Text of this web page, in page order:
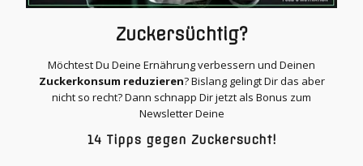
Zuckersüchtig?
Möchtest Du Deine Ernährung verbessern und Deinen
Zuckerkonsum reduzieren? Bislang gelingt Dir das aber
nicht so recht? Dann schnapp Dir jetzt als Bonus zum
Newsletter Deine
14 Tipps gegen Zuckersucht!